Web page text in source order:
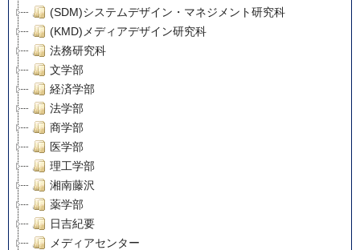
(SDM)システムデザイン・マネジメント研究科
(KMD)メディアデザイン研究科
法務研究科
文学部
経済学部
法学部
商学部
医学部
理工学部
湘南藤沢
薬学部
日吉紀要
メディアセンター